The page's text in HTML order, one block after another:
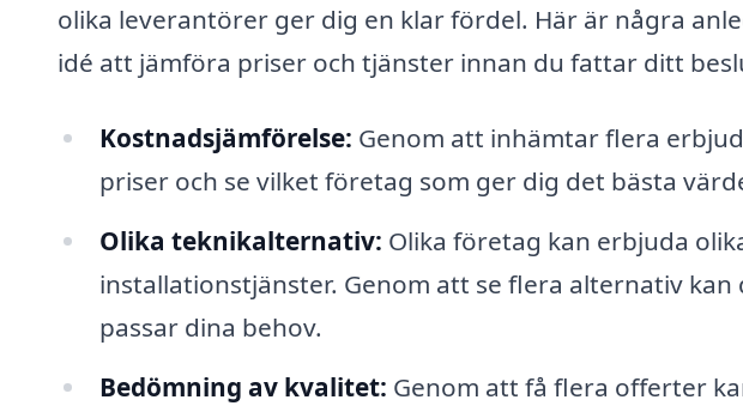
olika leverantörer ger dig en klar fördel. Här är några
idé att jämföra priser och tjänster innan du fattar ditt
Kostnadsjämförelse: Genom att inhämtar flera
priser och se vilket företag som ger dig det bästa
Olika teknikalternativ: Olika företag kan erbjuda
installationstjänster. Genom att se flera alternativ
passar dina behov.
Bedömning av kvalitet: Genom att få flera offerter